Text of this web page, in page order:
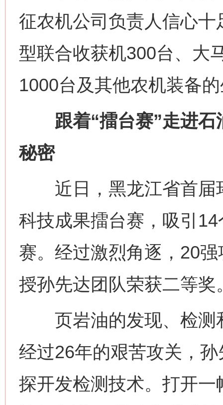
征农机公司负责人信心十
型联合收获机300台、大
1000台及其他农机装备
跟着“擂台赛”走进石
秘密
近日，黑龙江省首届
科技成果擂台赛，吸引
赛。经过激烈角逐，20
授孙先达团队荣获二等奖
页岩油的发现、检测
经过26年的艰苦攻关，
探开发检测技术。打开